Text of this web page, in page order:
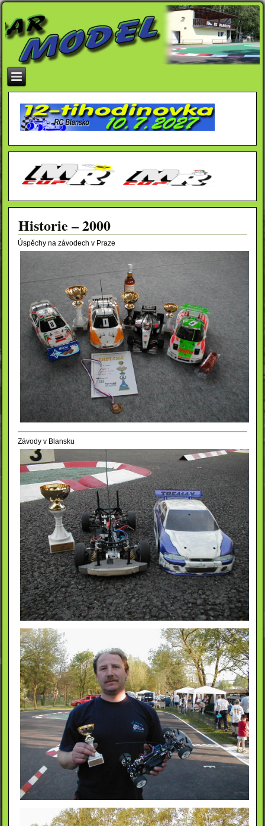
Historie – 2000
Úspěchy na závodech v Praze
Závody v Blansku